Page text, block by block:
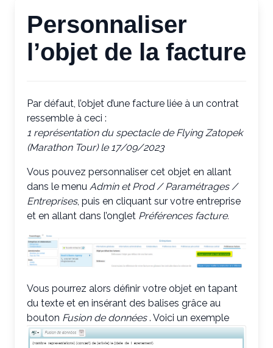
Personnaliser
l’objet de la facture
Par défaut, l’objet d’une facture liée à un contrat
ressemble à ceci :
1 représentation du spectacle de Flying Zatopek
(Marathon Tour) le 17/09/2023
Vous pouvez personnaliser cet objet en allant
dans le menu Admin et Prod / Paramétrages /
Entreprises, puis en cliquant sur votre entreprise
et en allant dans l’onglet Préférences facture.
Vous pourrez alors définir votre objet en tapant
du texte et en insérant des balises grâce au
bouton Fusion de données. Voici un exemple